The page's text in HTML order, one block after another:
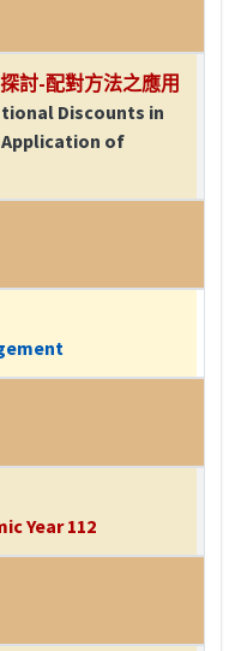
討-配對方法之應用
Discounts in
of
Year 112